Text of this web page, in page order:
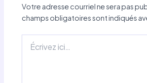
Votre adresse courriel ne sera pas
champs obligatoires sont indiqués
ici…